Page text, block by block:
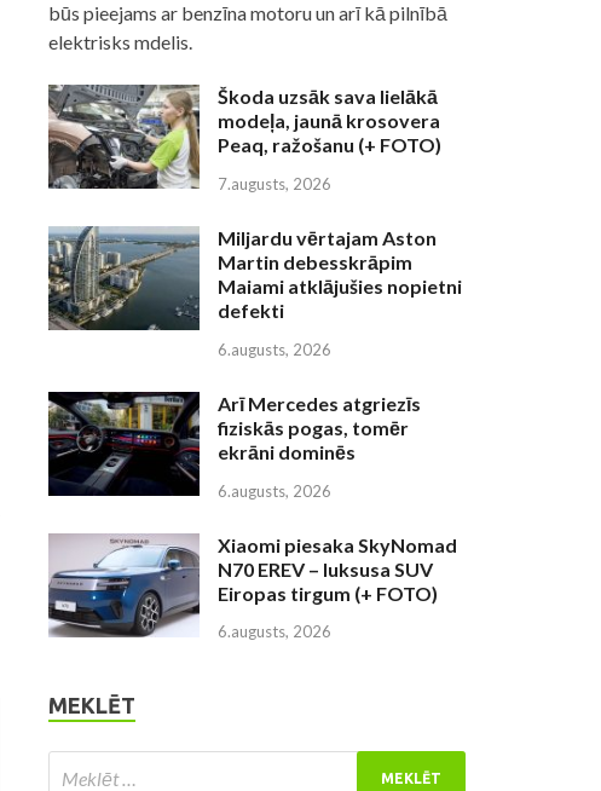
būs pieejams ar benzīna motoru un arī kā pilnībā
elektrisks mdelis.
Škoda uzsāk sava lielākā
modeļa, jaunā krosovera
Peaq, ražošanu (+ FOTO)
7.augusts, 2026
Miljardu vērtajam Aston
Martin debesskrāpim
Maiami atklājušies nopietni
defekti
6.augusts, 2026
Arī Mercedes atgriezīs
fiziskās pogas, tomēr
ekrāni dominēs
6.augusts, 2026
Xiaomi piesaka SkyNomad
N70 EREV – luksusa SUV
Eiropas tirgum (+ FOTO)
6.augusts, 2026
MEKLĒT